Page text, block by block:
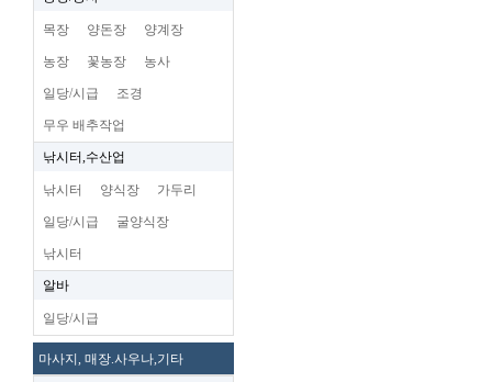
목장 양돈장 양계장
농장 꽃농장 농사
일당/시급 조경
무우 배추작업
낚시터,수산업
낚시터 양식장 가두리
일당/시급 굴양식장
낚시터
알바
일당/시급
마사지, 매장.사우나,기타